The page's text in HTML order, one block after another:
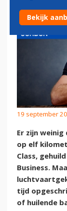
19 september
Er zijn
op elf
Class,
Business.
tijd
of huilende
Bekijk